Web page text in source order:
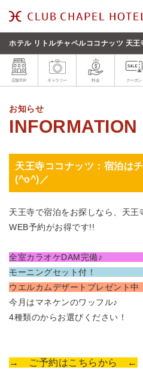
ホテル リトルチャペルココナッツ 天王
店舗TOP ギャラリー 料金 クーポン
お知らせ
天王寺ココナッツ：宿泊は
(^o^)／
天王寺で宿泊をお探しなら、天
WEB予約がお得です!!
全室カラオケDAM完備
モーニングセット付
ウエルカムデザートプレゼント中
今月はマネケンのワッフル♪
4種類のからお選びください！
→
ご予約はこちらから ←